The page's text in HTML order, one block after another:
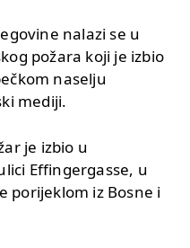
nalazi se u
požara koji je izbio
naselju
mediji.
je izbio u
Effingergasse, u
porijeklom iz Bosne i